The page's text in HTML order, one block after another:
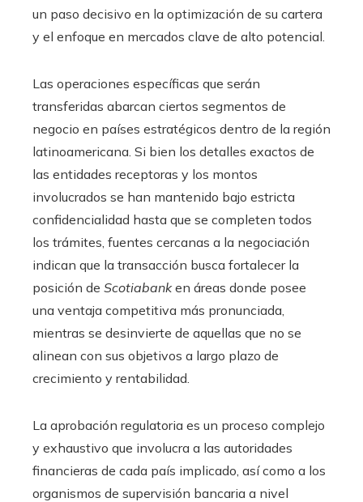
un paso decisivo en la optimización de su cartera
y el enfoque en mercados clave de alto potencial.
Las operaciones específicas que serán
transferidas abarcan ciertos segmentos de
negocio en países estratégicos dentro de la región
latinoamericana. Si bien los detalles exactos de
las entidades receptoras y los montos
involucrados se han mantenido bajo estricta
confidencialidad hasta que se completen todos
los trámites, fuentes cercanas a la negociación
indican que la transacción busca fortalecer la
posición de Scotiabanken áreas donde posee
una ventaja competitiva más pronunciada,
mientras se desinvierte de aquellas que no se
alinean con sus objetivos a largo plazo de
crecimiento y rentabilidad.
La aprobación regulatoria es un proceso complejo
y exhaustivo que involucra a las autoridades
financieras de cada país implicado, así como a los
organismos de supervisión bancaria a nivel